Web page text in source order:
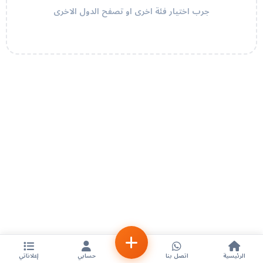
جرب اختيار فئة اخرى او تصفح الدول الاخرى
الرئيسية اتصل بنا حسابي إعلاناتي